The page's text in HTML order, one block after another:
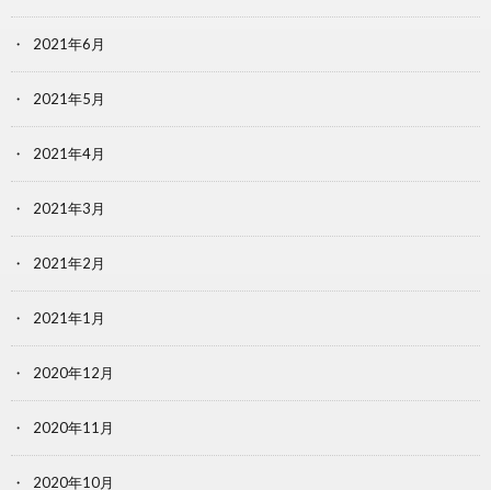
2021年6月
2021年5月
2021年4月
2021年3月
2021年2月
2021年1月
2020年12月
2020年11月
2020年10月